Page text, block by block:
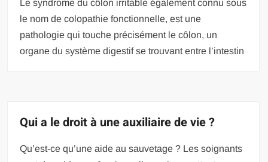
Le syndrome du côlon irritable également connu sous
le nom de colopathie fonctionnelle, est une
pathologie qui touche précisément le côlon, un
organe du système digestif se trouvant entre l’intestin
Qui a le droit à une auxiliaire de vie ?
Qu’est-ce qu’une aide au sauvetage ? Les soignants